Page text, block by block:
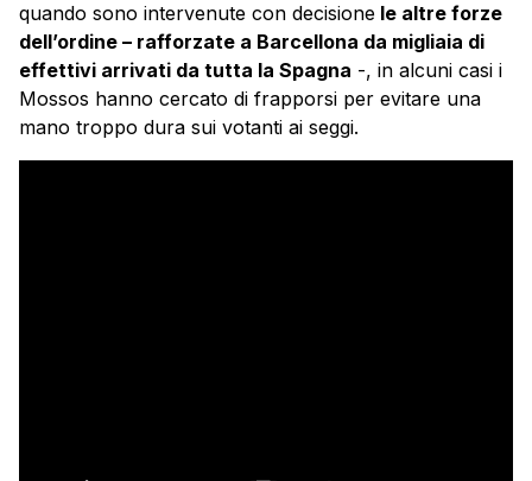
quando sono intervenute con decisione le altre forze
dell’ordine – rafforzate a Barcellona da migliaia di
effettivi arrivati da tutta la Spagna -, in alcuni casi i
Mossos hanno cercato di frapporsi per evitare una
mano troppo dura sui votanti ai seggi.